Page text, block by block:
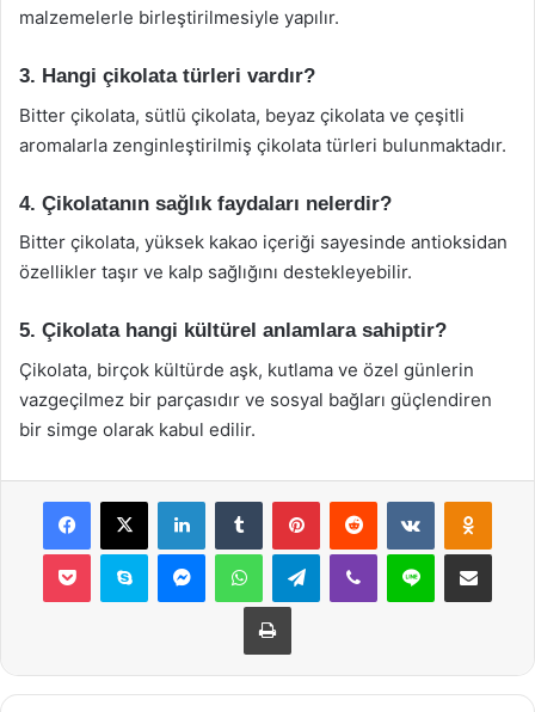
malzemelerle birleştirilmesiyle yapılır.
3. Hangi çikolata türleri vardır?
Bitter çikolata, sütlü çikolata, beyaz çikolata ve çeşitli
aromalarla zenginleştirilmiş çikolata türleri bulunmaktadır.
4. Çikolatanın sağlık faydaları nelerdir?
Bitter çikolata, yüksek kakao içeriği sayesinde antioksidan
özellikler taşır ve kalp sağlığını destekleyebilir.
5. Çikolata hangi kültürel anlamlara sahiptir?
Çikolata, birçok kültürde aşk, kutlama ve özel günlerin
vazgeçilmez bir parçasıdır ve sosyal bağları güçlendiren
bir simge olarak kabul edilir.
Facebook
X LinkedInTumblr PinterestReddit VKontakte
Pocket Skype MessengerWhatsAppTelegramViber Line E-Posta ile
Yazdır